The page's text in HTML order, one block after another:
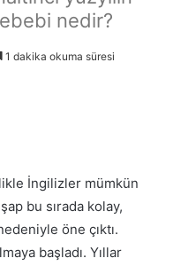
nedir?
1 dakika okuma süresi
İngilizler mümkün
bu sırada kolay,
öne çıktı.
başladı. Yıllar